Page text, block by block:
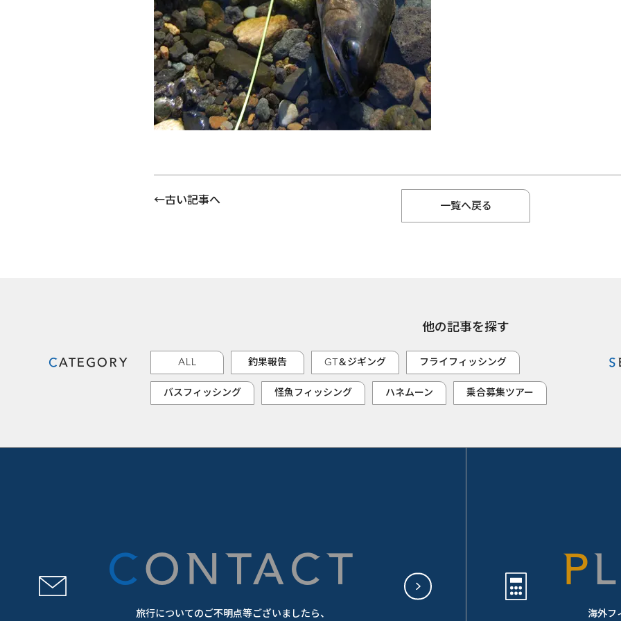
古い記事へ 一覧へ戻る
他の記事を探す
CATEGORY ALL 釣果報告 GT＆ジギング フライフィッシング
バスフィッシング 怪魚フィッシング ハネムーン 乗合募集ツアー
CONTACT
旅行についてのご不明点等ございましたら、 海外フ